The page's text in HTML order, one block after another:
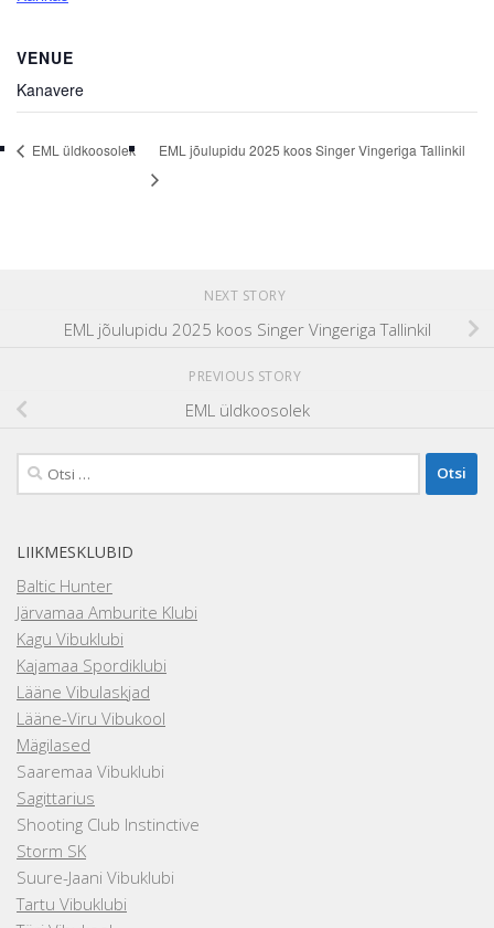
VENUE
Kanavere
EML üldkoosolek EML jõulupidu 2025 koos Singer Vingeriga Tallinkil
NEXT STORY
EML jõulupidu 2025 koos Singer Vingeriga Tallinkil
PREVIOUS STORY
EML üldkoosolek
Otsi:
LIIKMESKLUBID
Baltic Hunter
Järvamaa Amburite Klubi
Kagu Vibuklubi
Kajamaa Spordiklubi
Lääne Vibulaskjad
Lääne-Viru Vibukool
Mägilased
Saaremaa Vibuklubi
Sagittarius
Shooting Club Instinctive
Storm SK
Suure-Jaani Vibuklubi
Tartu Vibuklubi